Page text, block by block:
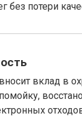
без потери
вклад в